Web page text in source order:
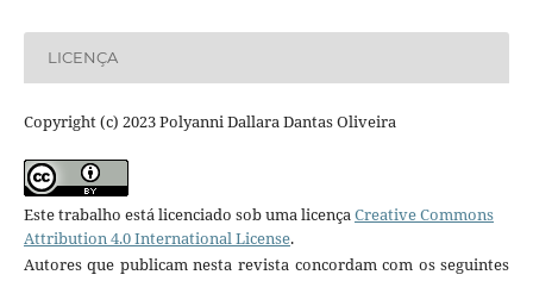
LICENÇA
Copyright (c) 2023 Polyanni Dallara Dantas Oliveira
Este trabalho está licenciado sob uma licençaCreative Commons
Attribution 4.0 International License.
Autores que publicam nesta revista concordam com os seguintes